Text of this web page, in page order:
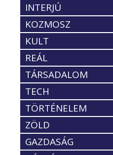
INTERJÚ
KOZMOSZ
KULT
REÁL
TÁRSADALOM
TECH
TÖRTÉNELEM
ZÖLD
GAZDASÁG